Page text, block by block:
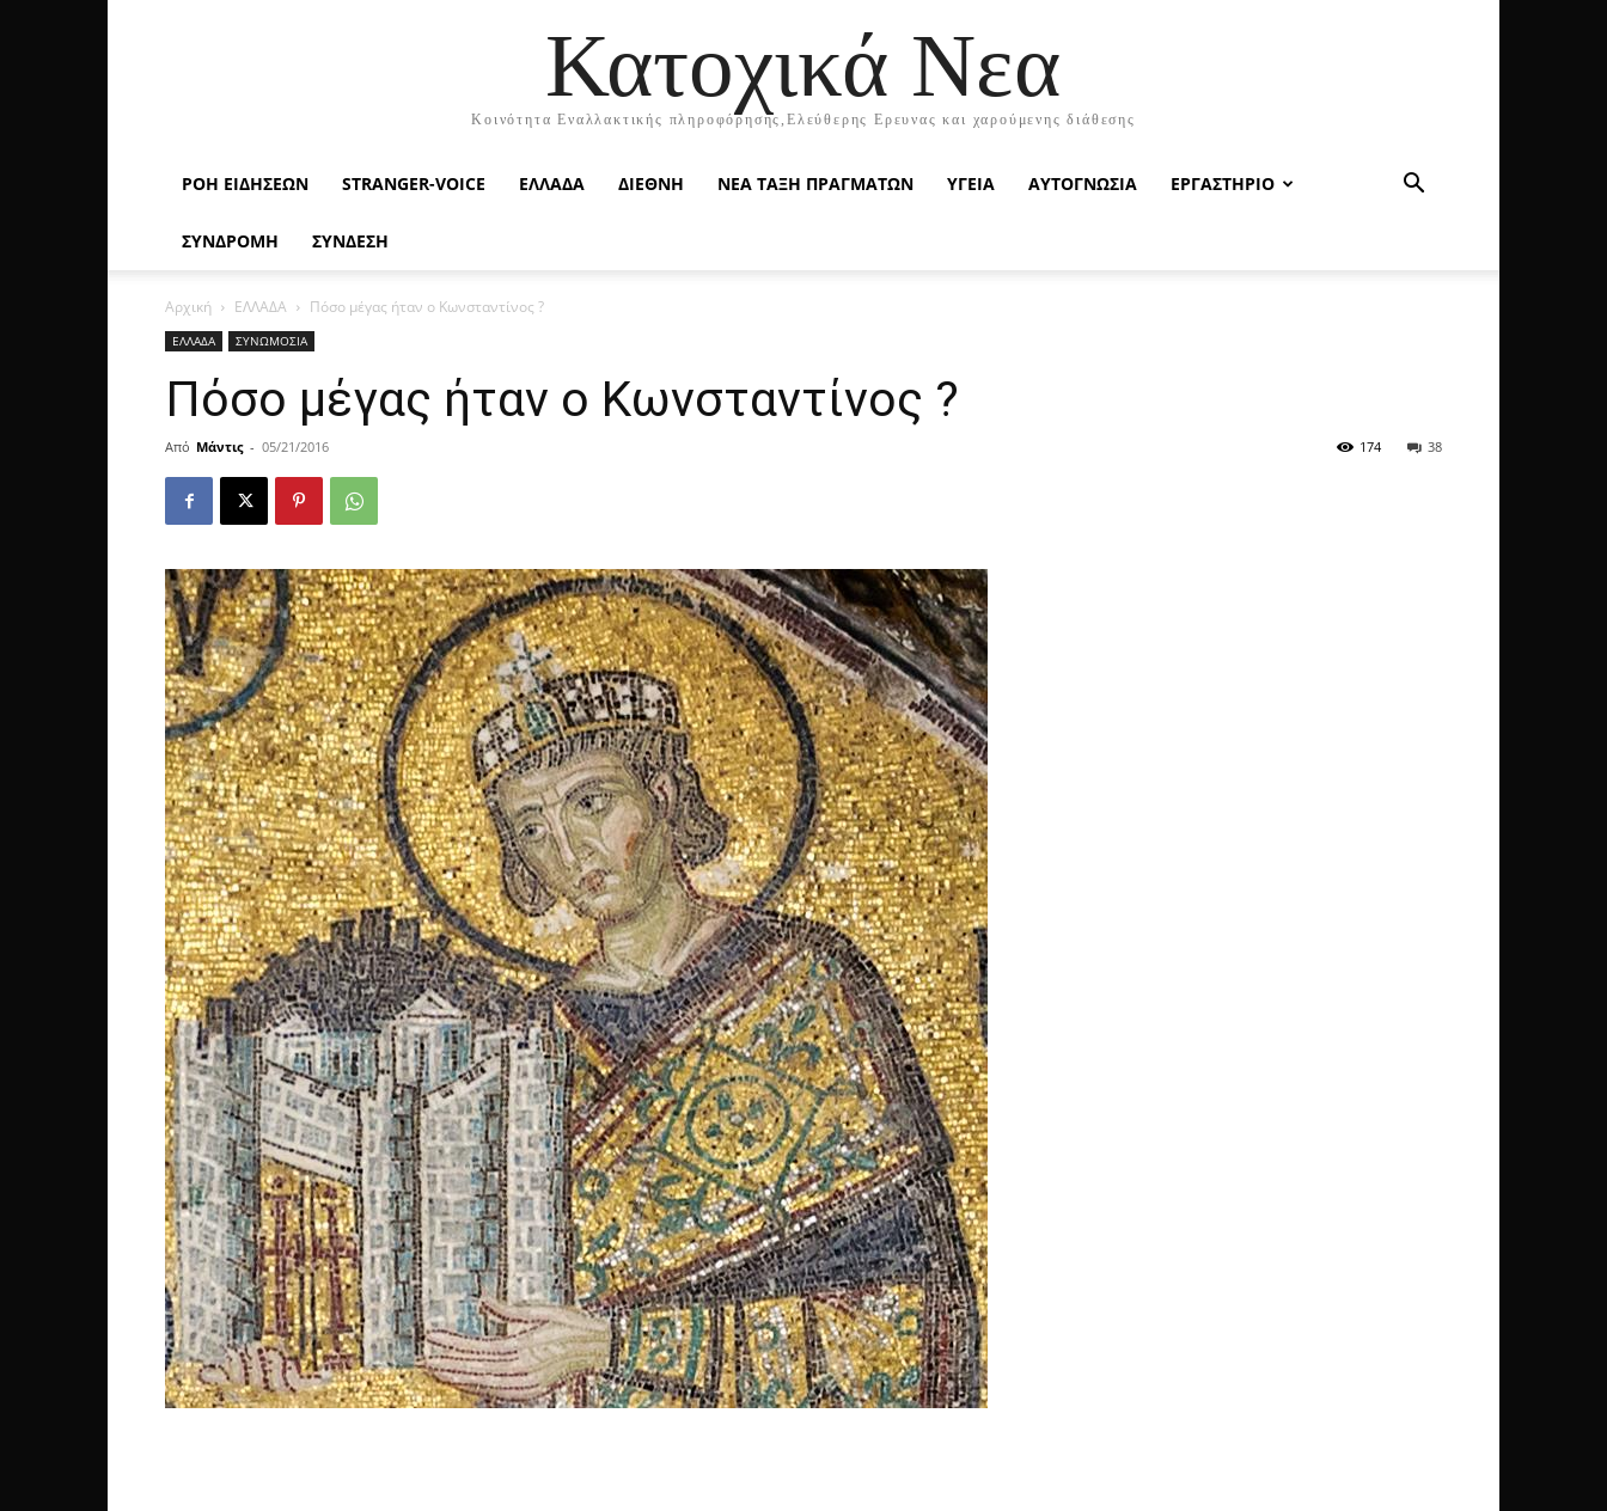
Κατοχικά Νεα
Κοινότητα Εναλλακτικής πληροφόρησης,Ελεύθερης Ερευνας και χαρούμενης διάθεσης
ΡΟΉ ΕΙΔΉΣΕΩΝ STRANGER-VOICE ΕΛΛΑΔΑ ΔΙΕΘΝΗ ΝΕΑ ΤΑΞΗ ΠΡΑΓΜΑΤΩΝ ΥΓΕΙΑ ΑΥΤΟΓΝΩΣΙΑ ΕΡΓΑΣΤΗΡΙΟ
ΣΥΝΔΡΟΜΗ ΣΥΝΔΕΣΗ
Αρχική ΕΛΛΑΔΑ Πόσο μέγας ήταν ο Κωνσταντίνος ?
ΕΛΛΑΔΑ ΣΥΝΩΜΟΣΙΑ
Πόσο μέγας ήταν ο Κωνσταντίνος ?
Από Μάντις - 05/21/2016 38
174